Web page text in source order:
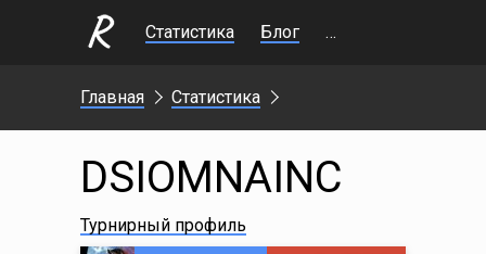
Статистика Блог Стримы
Главная Статистика
DSIOMNAINC
Турнирный профиль